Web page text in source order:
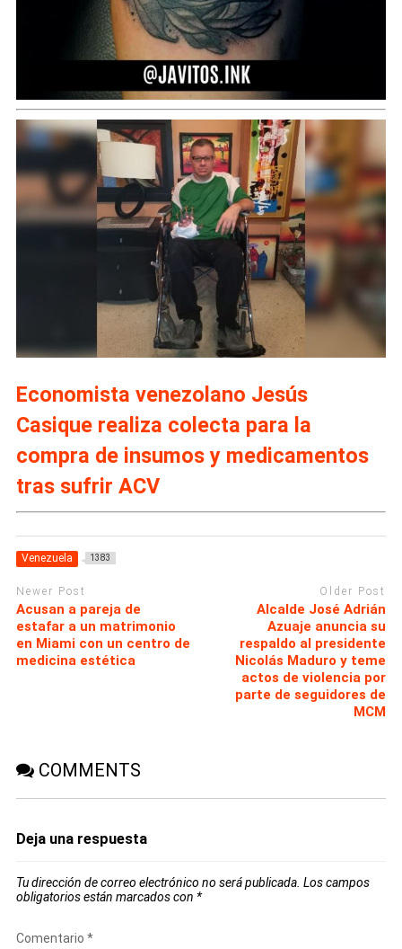
Economista venezolano Jesús
Casique realiza colecta para la
compra de insumos y medicamentos
tras sufrir ACV
Venezuela 1383
Newer Post
Acusan a pareja de
estafar a un matrimonio
en Miami con un centro de
medicina estética
Older Post
Alcalde José Adrián
Azuaje anuncia su
respaldo al presidente
Nicolás Maduro y teme
actos de violencia por
parte de seguidores de
MCM
COMMENTS
Deja una respuesta
Tu dirección de correo electrónico no será publicada. Los campos
obligatorios están marcados con *
Comentario *